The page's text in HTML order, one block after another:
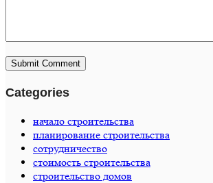
Categories
начало строительства
планирование строительства
сотрудничество
стоимость строительства
строительство домов